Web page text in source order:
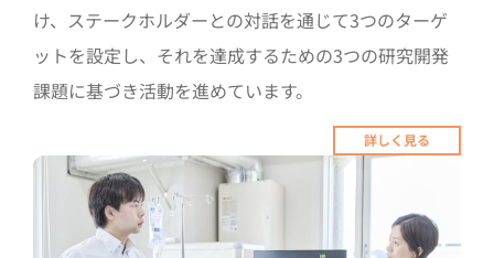
け、ステークホルダーとの対話を通じて3つのターゲ
ットを設定し、それを達成するための3つの研究開発
課題に基づき活動を進めています。
詳しく見る